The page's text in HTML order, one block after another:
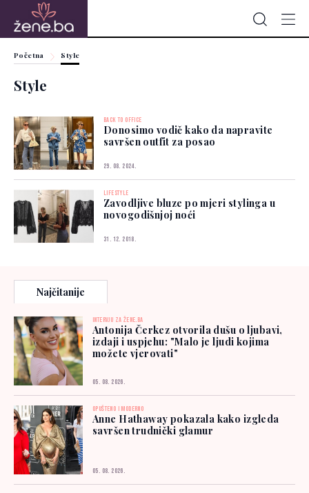
Početna Style
Style
BACK TO OFFICE
Donosimo vodič kako da napravite
savršen outfit za posao
29. 08. 2024.
LIFESTYLE
Zavodljive bluze po mjeri stylinga u
novogodišnjoj noći
31. 12. 2018.
Najčitanije
INTERVJU ZA ŽENE.BA
Antonija Čerkez otvorila dušu o ljubavi,
izdaji i uspjehu: "Malo je ljudi kojima
možete vjerovati"
05. 08. 2026.
OPUŠTENO I MODERNO
Anne Hathaway pokazala kako izgleda
savršen trudnički glamur
05. 08. 2026.